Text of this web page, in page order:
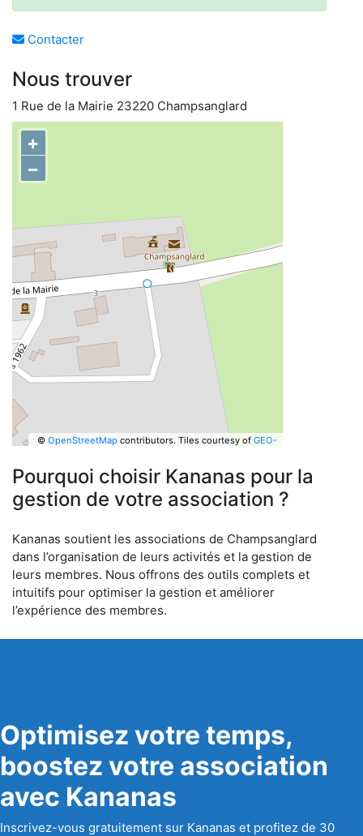
Contacter
Nous trouver
1 Rue de la Mairie 23220 Champsanglard
+
−
©OpenStreetMapcontributors. Tiles courtesy of GEO-
Pourquoi choisir Kananas pour la
gestion de votre association ?
Kananas soutient les associations de Champsanglard
dans l’organisation de leurs activités et la gestion de
leurs membres. Nous offrons des outils complets et
intuitifs pour optimiser la gestion et améliorer
l’expérience des membres.
Optimisez votre temps,
boostez votre association
avec Kananas
Inscrivez-vous gratuitement sur Kananas et profitez de 30